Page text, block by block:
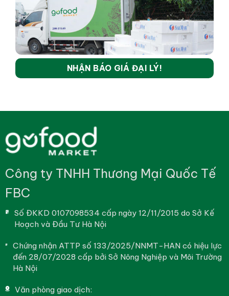
NHẬN BÁO GIÁ ĐẠI LÝ!
Công ty TNHH Thương Mại Quốc Tế
FBC
Số ĐKKD 0107098534 cấp ngày 12/11/2015 do Sở Kế
Hoạch và Đầu Tư Hà Nội
Chứng nhận ATTP số 133/2025/NNMT-HAN có hiệu lực
đến 28/07/2028 cấp bởi Sở Nông Nghiệp và Môi Trường
Hà Nội
Văn phòng giao dịch: